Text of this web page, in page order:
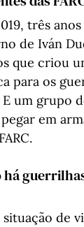
três
de Iván
que criou
para os
um grupo
em
há
de